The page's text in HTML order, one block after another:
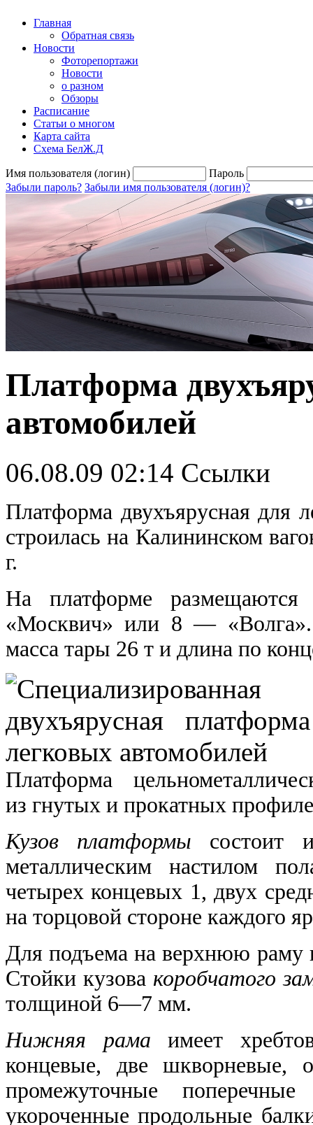
Главная
Обратная связь
Новости
Фоторепортажи
Новости
о разном
Обзоры
Расписание
Статьи о многом
Карта сайта
Схема БелЖ.Д
Имя пользователя (логин)
Пароль
Забыли пароль? Забыли имя пользователя (логин)?
Платформа
автомобилей
06.08.09 02:14 Ссылки
Платформа двухъярусная для
строилась на Калининском
г.
На платформе
«Москвич» или 8 — «Волга».
масса тары 26 т и длина по
Платформа
из гнутых и прокатных
Кузов платформы состоит
металлическим настилом
четырех концевых 1, двух
на торцовой стороне каждого
Для подъема на верхнюю раму
Стойки кузова коробчатого
толщиной 6—7 мм.
Нижняя рама имеет
концевые, две шкворневые,
промежуточные
укороченные продольные